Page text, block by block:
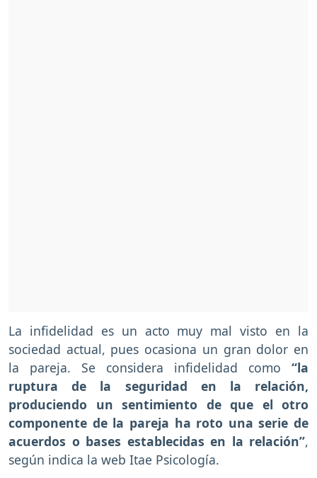
La infidelidad es un acto muy mal visto en la
sociedad actual, pues ocasiona un gran dolor en
la pareja. Se considera infidelidad como “la
ruptura de la seguridad en la relación,
produciendo un sentimiento de que el otro
componente de la pareja ha roto una serie de
acuerdos o bases establecidas en la relación”,
según indica la web Itae Psicología.